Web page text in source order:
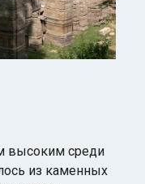
высоким среди
из каменных